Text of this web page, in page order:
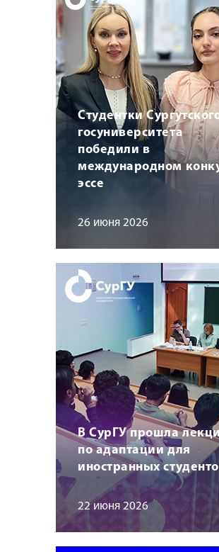
Студентки
госуниверситета
победили в
международном
эссе
26 июня 2026
В СурГУ прошла
по адаптации для
иностранных
22 июня 2026